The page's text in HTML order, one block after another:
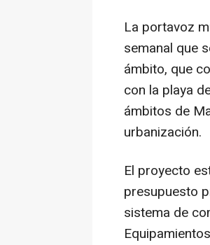
La portavoz
semanal que
ámbito, que
con la playa
ámbitos de
urbanización.
El proyecto
presupuesto
sistema de